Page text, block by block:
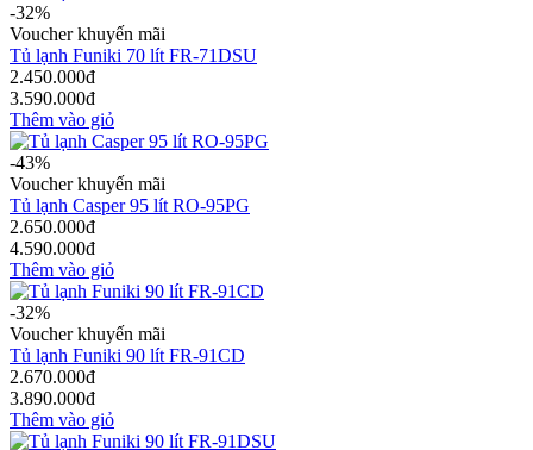
-32%
Voucher khuyến mãi
Tủ lạnh Funiki 70 lít FR-71DSU
2.450.000đ
3.590.000đ
Thêm vào giỏ
-43%
Voucher khuyến mãi
Tủ lạnh Casper 95 lít RO-95PG
2.650.000đ
4.590.000đ
Thêm vào giỏ
-32%
Voucher khuyến mãi
Tủ lạnh Funiki 90 lít FR-91CD
2.670.000đ
3.890.000đ
Thêm vào giỏ